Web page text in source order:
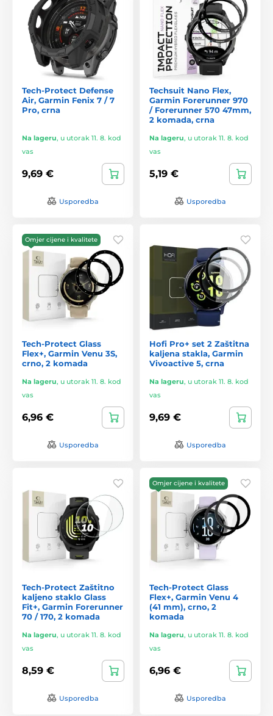
Tech-Protect Defense
Air, Garmin Fenix 7 / 7
Pro, crna
Na lageru, u utorak 11. 8. kod
vas
9,69 €
Usporedba
Techsuit Nano Flex,
Garmin Forerunner 970
/ Forerunner 570 47mm,
2 komada, crna
Na lageru, u utorak 11. 8. kod
vas
5,19 €
Usporedba
Omjer cijene i kvalitete
Tech-Protect Glass
Flex+, Garmin Venu 3S,
crno, 2 komada
Na lageru, u utorak 11. 8. kod
vas
6,96 €
Usporedba
Hofi Pro+ set 2 Zaštitna
kaljena stakla, Garmin
Vivoactive 5, crna
Na lageru, u utorak 11. 8. kod
vas
9,69 €
Usporedba
Tech-Protect Zaštitno
kaljeno staklo Glass
Fit+, Garmin Forerunner
70 / 170, 2 komada
Na lageru, u utorak 11. 8. kod
vas
8,59 €
Usporedba
Omjer cijene i kvalitete
Tech-Protect Glass
Flex+, Garmin Venu 4
(41 mm), crno, 2
komada
Na lageru, u utorak 11. 8. kod
vas
6,96 €
Usporedba